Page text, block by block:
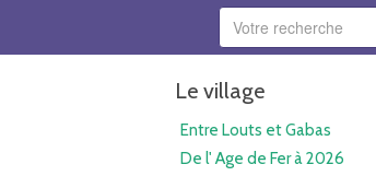
Le village
Entre Louts et Gabas
De l' Age de Fer à 2026